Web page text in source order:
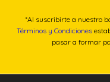
*Al suscribirte a nuestro
Términos y Condiciones
pasar a formar